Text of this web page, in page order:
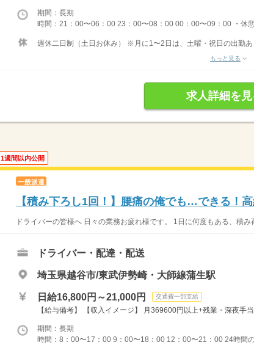
期間：長期
時間：21：00〜06：00 23：00〜08：00 00：00〜09：00 ・休
週休二日制（土日お休み） ※月に1〜2日は、土曜・祝日の出勤
もっと見る
求人詳細を見
1週間以内公開
一般派遣
【積み下ろし1回！】腰痛の俺でも…できる！
ドライバーの皆様へ 日々の業務お疲れ様です。 1日に何度もある、積
ドライバー・配達・配送
埼玉県越谷市/東武伊勢崎・大師線蒲生駅
日給16,800円～21,000円 交通費一部支給
【給与備考】 【収入イメージ】 月369600円以上+残業・深夜手
期間：長期
時間：8：00〜17：00 9：00〜18：00 12：00〜21：00 24時間